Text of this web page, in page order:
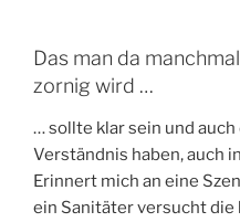
Das man da
zornig wird …
… sollte klar sein und
Verständnis haben, auch
Erinnert mich an eine
ein Sanitäter versucht